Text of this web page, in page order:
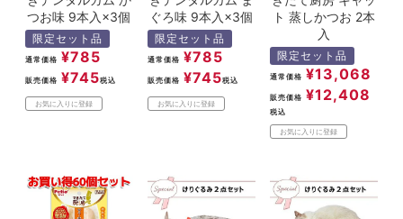
つお味 9本入×3個
限定セット品
通常価格 ¥785
販売価格 ¥745税込
お気に入りに登録
ぐろ味 9本入×3個
限定セット品
通常価格 ¥785
販売価格 ¥745税込
お気に入りに登録
ト 蒸しかつお 2本
入
限定セット品
通常価格 ¥13,068
販売価格 ¥12,408
税込
お気に入りに登録